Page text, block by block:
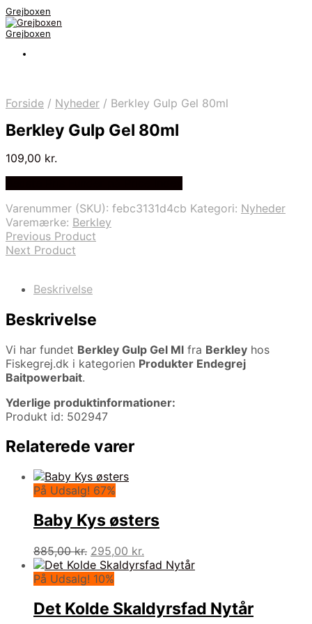
Grejboxen
Grejboxen
Forside / Nyheder / Berkley Gulp Gel 80ml
Berkley Gulp Gel 80ml
109,00 kr.
Varenummer (SKU): febc3131d4cb Kategori: Nyheder
Varemærke: Berkley
Previous Product
Next Product
Beskrivelse
Beskrivelse
Vi har fundet Berkley Gulp Gel Ml fra Berkley hos
Fiskegrej.dk i kategorien Produkter Endegrej
Baitpowerbait.
Yderlige produktinformationer:
Produkt id: 502947
Relaterede varer
På Udsalg! 67%
Baby Kys østers
885,00kr. Den
oprindelige
pris
885,00 kr..
295,00 kr.
aktuelle
295,00 kr..
På Udsalg! 10%
Det Kolde Skaldyrsfad Nytår